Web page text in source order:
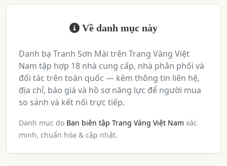
Về danh mục này
Danh bạ Tranh Sơn Mài trên Trang Vàng Việt
Nam tập hợp 18 nhà cung cấp, nhà phân phối và
đối tác trên toàn quốc — kèm thông tin liên hệ,
địa chỉ, báo giá và hồ sơ năng lực để người mua
so sánh và kết nối trực tiếp.
Danh mục do Ban biên tập Trang Vàng Việt Nam xác
minh, chuẩn hóa & cập nhật.